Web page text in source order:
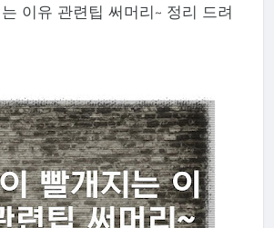
이유 관련팁 써머리~ 정리 드려